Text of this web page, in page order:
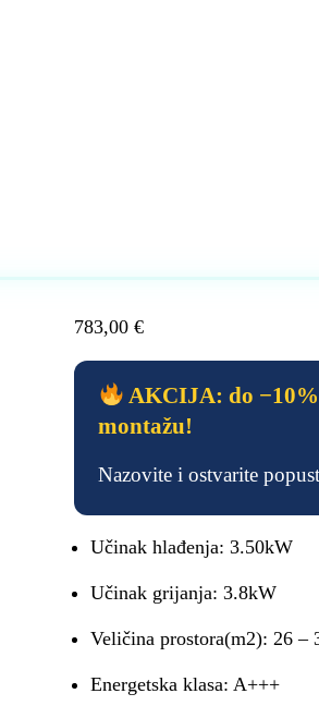
783,00€
AKCIJA: do
montažu!
Nazovite i ostvarite
Učinak hlađenja: 3.50kW
Učinak grijanja: 3.8kW
Veličina prostora(m2): 26 –
Energetska klasa: A+++